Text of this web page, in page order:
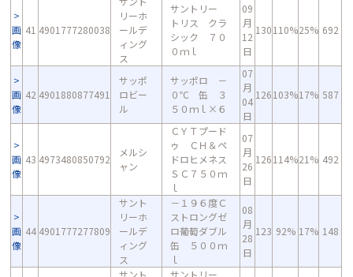
画
像
41 4901777280038
リーホ
ールデ
ィング
ス
サントリー
トリス クラ
シック ７０
０ｍｌ
09
月
12
日
130110%25% 692
画
像
42 4901880877491
サッポ
ロビー
ル
サッポロ －
０℃ 缶 ３
５０ｍｌ×６
07
月
04
日
126103%17% 587
画
像
43 4973480850792
メルシ
ャン
ＣＹＴプード
ゥ ＣＨ＆ペ
ドロヒメネス
ＳＣ７５０ｍ
ｌ
07
月
26
日
126114%21% 492
画
像
44 4901777277809
サント
リーホ
ールデ
ィング
ス
－１９６度Ｃ
ストロングゼ
ロ葡萄ダブル
缶 ５００ｍ
ｌ
08
月
28
日
123 92% 17% 148
サント
サントリー